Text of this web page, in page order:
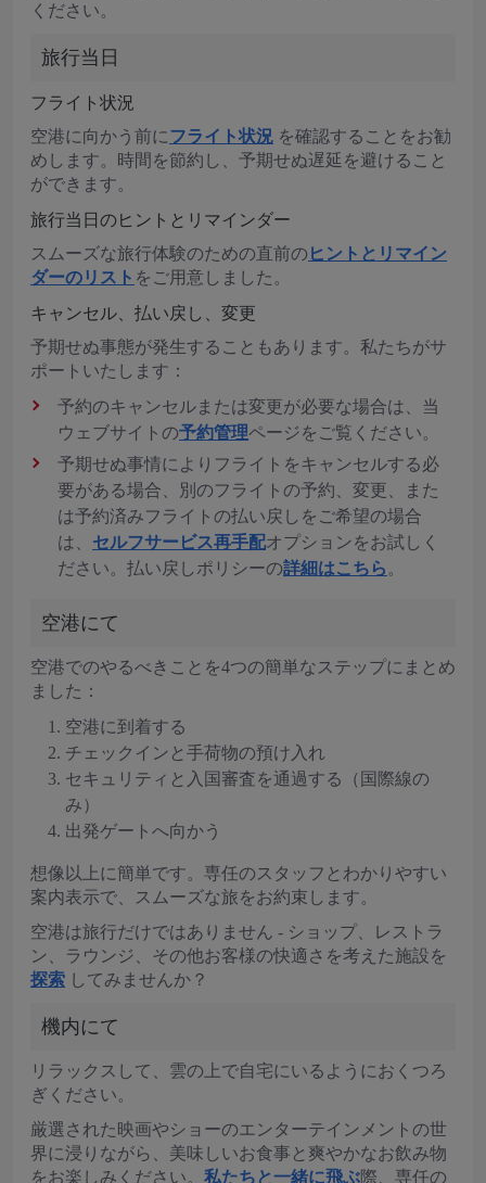
ください。
旅行当日
フライト状況
空港に向かう前にフライト状況 を確認することをお勧
めします。時間を節約し、予期せぬ遅延を避けること
ができます。
旅行当日のヒントとリマインダー
スムーズな旅行体験のための直前の ヒントとリマイン
ダーのリスト をご用意しました。
キャンセル、払い戻し、変更
予期せぬ事態が発生することもあります。私たちがサ
ポートいたします：
予約のキャンセルまたは変更が必要な場合は、当
ウェブサイトの予約管理ページをご覧ください。
予期せぬ事情によりフライトをキャンセルする必
要がある場合、別のフライトの予約、変更、また
は予約済みフライトの払い戻しをご希望の場合
は、 セルフサービス再手配オプションをお試しく
ださい。払い戻しポリシーの詳細はこちら 。
空港にて
空港でのやるべきことを4つの簡単なステップにまとめ
ました：
空港に到着する
チェックインと手荷物の預け入れ
セキュリティと入国審査を通過する（国際線の
み）
出発ゲートへ向かう
想像以上に簡単です。専任のスタッフとわかりやすい
案内表示で、スムーズな旅をお約束します。
空港は旅行だけではありません - ショップ、レストラ
ン、ラウンジ、その他お客様の快適さを考えた施設を
探索 してみませんか？
機内にて
リラックスして、雲の上で自宅にいるようにおくつろ
ぎください。
厳選された映画やショーのエンターテインメントの世
界に浸りながら、美味しいお食事と爽やかなお飲み物
をお楽しみください。 私たちと一緒に飛ぶ際、専任の